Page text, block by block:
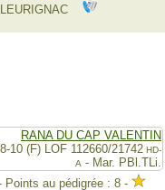
RANA DU CAP VALENTIN
10 (F) LOF 112660/21742 HD-
A - Mar. PBl.TLi.
Points au pédigrée : 8 -